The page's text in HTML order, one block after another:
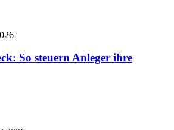
So steuern Anleger ihre